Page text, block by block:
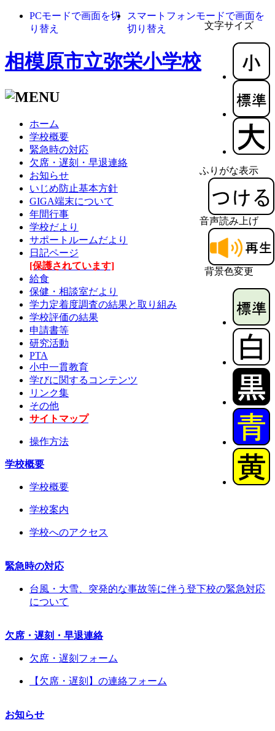
文字サイズ
ふりがな表示
音声読み上げ
背景色変更
PCモードで画面を切
り替え
スマートフォンモードで画面を
切り替え
相模原市立弥栄小学校
ホーム
学校概要
緊急時の対応
欠席・遅刻・早退連絡
お知らせ
いじめ防止基本方針
GIGA端末について
年間行事
学校だより
サポートルームだより
日記ページ
[保護されています]
給食
保健・相談室だより
学力定着度調査の結果と取り組み
学校評価の結果
申請書等
研究活動
PTA
小中一貫教育
学びに関するコンテンツ
リンク集
その他
サイトマップ
操作方法
学校概要
学校概要
学校案内
学校へのアクセス
緊急時の対応
台風・大雪、突発的な事故等に伴う登下校の緊急対応
について
欠席・遅刻・早退連絡
欠席・遅刻フォーム
【欠席・遅刻】の連絡フォーム
お知らせ